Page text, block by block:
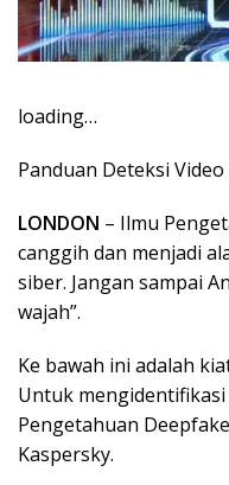
loading…
Panduan Deteksi
LONDON – Ilmu
canggih dan menjadi
siber. Jangan sampai
wajah”.
Ke bawah ini adalah
Untuk
Pengetahuan
Kaspersky.